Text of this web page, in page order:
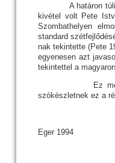
A határon túli
kivétel volt Pete
Szombathelyen
standard
nak tekintette (Pete
egyenesen azt
te­kin­tet­tel a
Ez
szókészletnek ez a
Eger 1994